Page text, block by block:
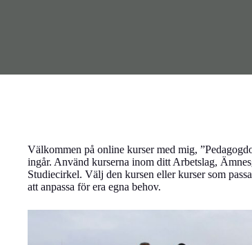
Välkommen på online kurser med mig,
ingår. Använd kurserna inom ditt Arbetslag,
Studiecirkel. Välj den kursen eller kurser som
att anpassa för era egna behov.